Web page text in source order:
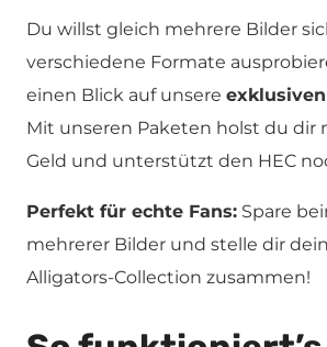
Du willst gleich mehrere Bilder
verschiedene Formate
einen Blick auf unsere
Mit unseren Paketen holst du dir
Geld und unterstützt den HEC
Perfekt für echte Fans: Spare
mehrerer Bilder und stelle dir
Alligators-Collection zusammen!